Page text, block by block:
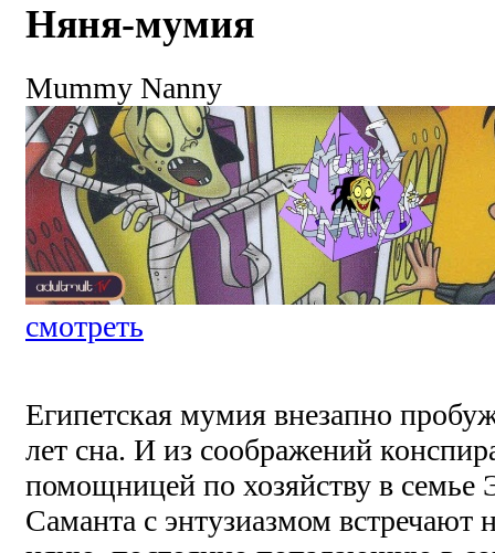
Няня-мумия
Mummy Nanny
смотреть
Египетская мумия внезапно
лет сна. И из соображений
помощницей по хозяйству в семье
Саманта с энтузиазмом